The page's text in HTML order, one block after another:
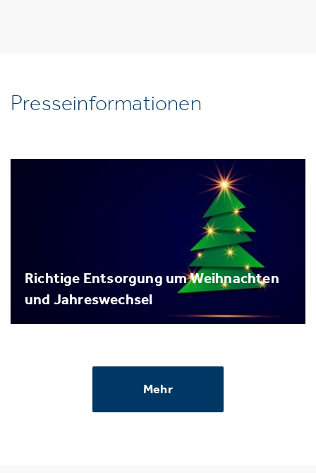
Presseinformationen
Richtige Entsorgung um Weihnachten
und Jahreswechsel
Mehr